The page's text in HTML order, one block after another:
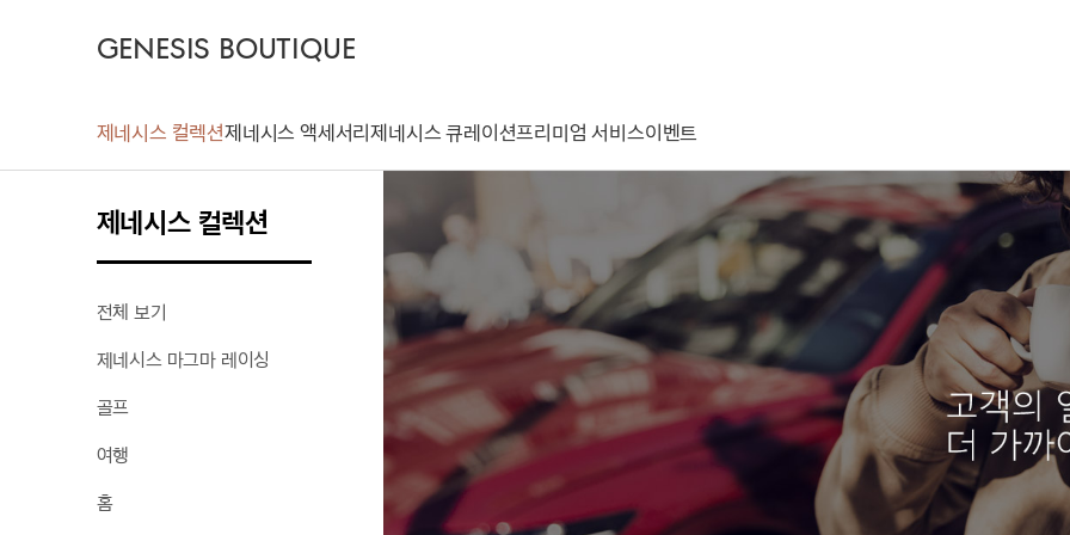
GENESIS BOUTIQUE
제네시스 컬렉션제네시스 액세서리제네시스 큐레이션프리미엄 서비스이벤트
제네시스 컬렉션
전체 보기
제네시스 마그마 레이싱
골프
여행
홈